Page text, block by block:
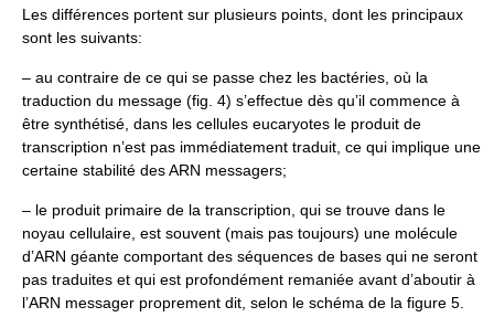
Les différences portent sur plusieurs points, dont les principaux
sont les suivants:
– au contraire de ce qui se passe chez les bactéries, où la
traduction du message (fig. 4) s’effectue dès qu’il commence à
être synthétisé, dans les cellules eucaryotes le produit de
transcription n’est pas immédiatement traduit, ce qui implique une
certaine stabilité des ARN messagers;
– le produit primaire de la transcription, qui se trouve dans le
noyau cellulaire, est souvent (mais pas toujours) une molécule
d’ARN géante comportant des séquences de bases qui ne seront
pas traduites et qui est profondément remaniée avant d’aboutir à
l’ARN messager proprement dit, selon le schéma de la figure 5.